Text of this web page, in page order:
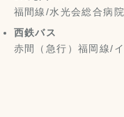
福間線/水光会総合病
西鉄バス
赤間（急行）福岡線/